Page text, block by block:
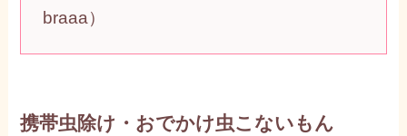
braaa）
携帯虫除け・おでかけ虫こないもん